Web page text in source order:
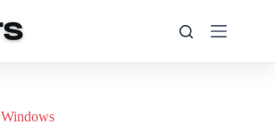
Windows